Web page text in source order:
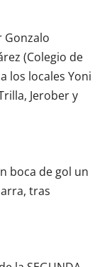
Gonzalo
(Colegio de
los locales Yoni
Jerober y
boca de gol un
tras